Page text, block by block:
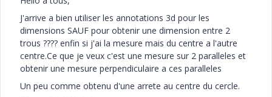
J'arrive a bien utiliser les annotations 3d pour les
dimensions SAUF pour obtenir une dimension entre 2
trous ???? enfin si j'ai la mesure mais du centre a l'autre
centre.Ce que je veux c'est une mesure sur 2 paralleles et
obtenir une mesure perpendiculaire a ces paralleles
Un peu comme obtenu d'une arrete au centre du cercle.